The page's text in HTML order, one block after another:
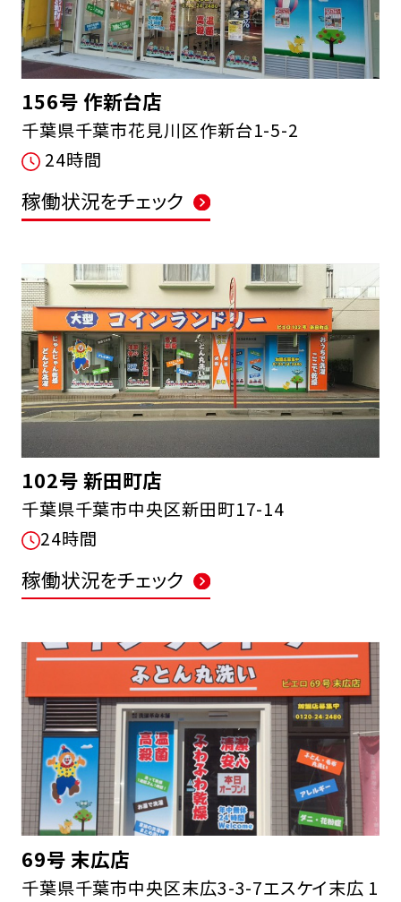
156号 作新台店
千葉県千葉市花見川区作新台1-5-2
24時間
稼働状況をチェック
102号 新田町店
千葉県千葉市中央区新田町17-14
24時間
稼働状況をチェック
69号 末広店
千葉県千葉市中央区末広3-3-7エスケイ末広 1